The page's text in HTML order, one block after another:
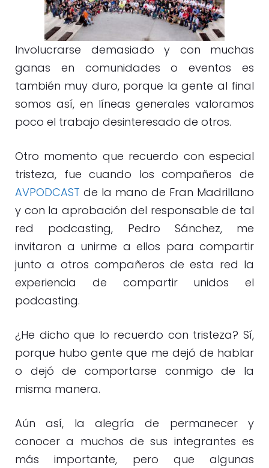
Involucrarse demasiado y con muchas
ganas en comunidades o eventos es
también muy duro, porque la gente al final
somos así, en líneas generales valoramos
poco el trabajo desinteresado de otros.
Otro momento que recuerdo con especial
tristeza, fue cuando los compañeros de
AVPODCAST de la mano de Fran Madrillano
y con la aprobación del responsable de tal
red podcasting, Pedro Sánchez, me
invitaron a unirme a ellos para compartir
junto a otros compañeros de esta red la
experiencia de compartir unidos el
podcasting.
¿He dicho que lo recuerdo con tristeza? Sí,
porque hubo gente que me dejó de hablar
o dejó de comportarse conmigo de la
misma manera.
Aún así, la alegría de permanecer y
conocer a muchos de sus integrantes es
más importante, pero que algunas